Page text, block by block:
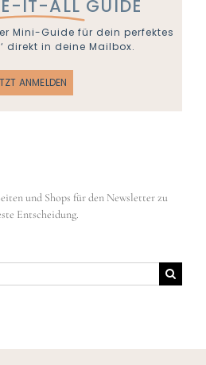
IT-ALL GUIDE
Mini-Guide für dein perfektes
direkt in deine Mailbox.
ANMELDEN
und Shops für den Newsletter zu
Entscheidung.